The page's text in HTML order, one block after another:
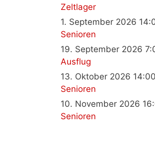
Zeltlager
1. September 2026
Senioren
19. September 2026
Ausflug
13. Oktober 2026
Senioren
10. November 2026
Senioren